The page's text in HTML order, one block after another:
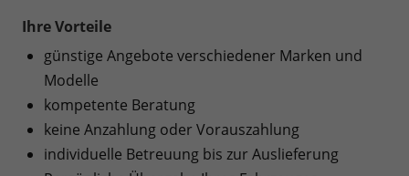
Ihre Vorteile
günstige Angebote verschiedener Marken und
Modelle
kompetente Beratung
keine Anzahlung oder Vorauszahlung
individuelle Betreuung bis zur Auslieferung